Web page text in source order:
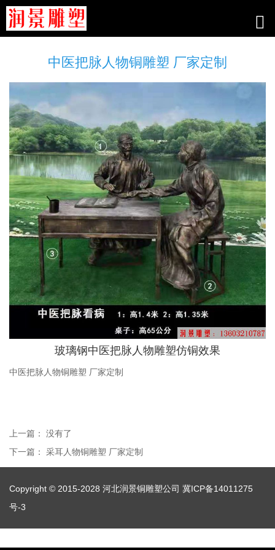
中医把脉人物铜雕塑 厂家定制
玻璃钢中医把脉人物雕塑仿铜效果
中医把脉人物铜雕塑 厂家定制
上一篇： 没有了
下一篇： 采耳人物铜雕塑 厂家定制
Copyright © 2015-2028 河北润景铜雕塑公司 冀ICP备14011275
号-3